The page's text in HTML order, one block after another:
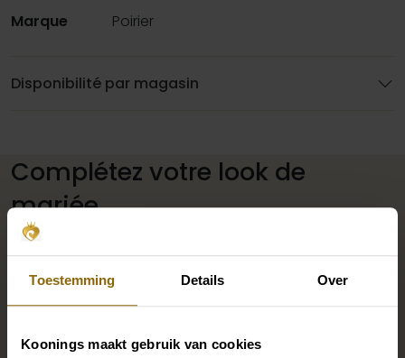
Toestemming Details Over
Koonings maakt gebruik van cookies
Marque Poirier
Disponibilité par magasin
Complétez votre look de
mariée
Des chaussures de mariage parfaites sous votre robe
un beau voile, un bandeau ou une épingle à cheveux